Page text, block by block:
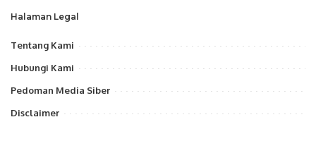
Halaman Legal
Tentang Kami
Hubungi Kami
Pedoman Media Siber
Disclaimer